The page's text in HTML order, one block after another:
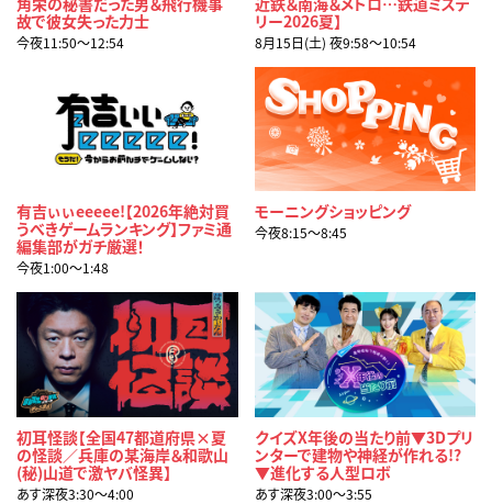
故で彼女失った力士
今夜11:50〜12:54
リー2026夏】
8月15日(土) 夜9:58〜10:54
有吉ぃぃeeeee!【2026年絶対買
うべきゲームランキング】ファミ通
編集部がガチ厳選！
今夜1:00〜1:48
モーニングショッピング
今夜8:15〜8:45
初耳怪談【全国47都道府県×夏
の怪談／兵庫の某海岸＆和歌山
(秘)山道で激ヤバ怪異】
あす深夜3:30〜4:00
クイズX年後の当たり前▼3Dプリ
ンターで建物や神経が作れる!?
▼進化する人型ロボ
あす深夜3:00〜3:55